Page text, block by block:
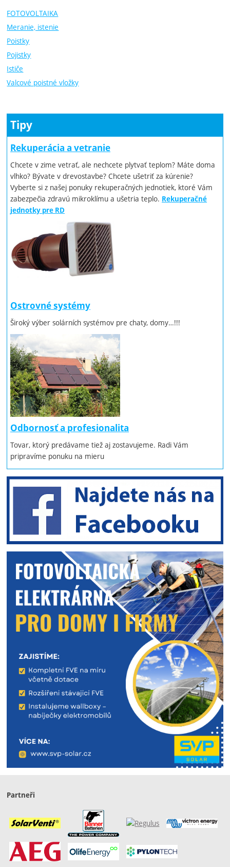
FOTOVOLTAIKA
Meranie, istenie
Poistky
Pojistky
Ističe
Valcové poistné vložky
Tipy
Rekuperácia a vetranie
Chcete v zime vetrať, ale nechcete plytvať teplom? Máte doma
vlhko? Bývate v drevostavbe? Chcete ušetriť za kúrenie?
Vyberte si z našej ponuky rekuperačných jednotiek, ktoré Vám
zabezpečia zdravú mikroklímu a ušetria teplo. Rekuperačné
jednotky pre RD
Ostrovné systémy
Široký výber solárních systémov pre chaty, domy…!!!
Odbornosť a profesionalita
Tovar, ktorý predávame tiež aj zostavujeme. Radi Vám
pripravíme ponuku na mieru
Partneři